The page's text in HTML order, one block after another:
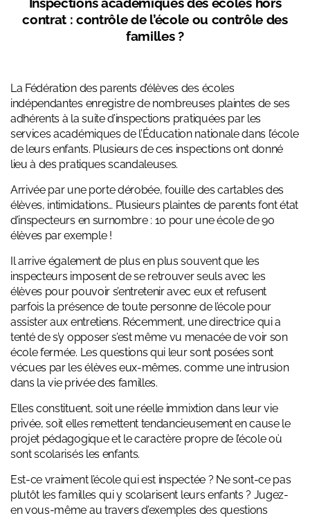
contrat : contrôle de l’école ou contrôle des
familles ?
La Fédération des parents d’élèves des écoles
indépendantes enregistre de nombreuses plaintes de ses
adhérents à la suite d’inspections pratiquées par les
services académiques de l’Éducation nationale dans l’école
de leurs enfants. Plusieurs de ces inspections ont donné
lieu à des pratiques scandaleuses.
Arrivée par une porte dérobée, fouille des cartables des
élèves, intimidations… Plusieurs plaintes de parents font état
d’inspecteurs en surnombre : 10 pour une école de 90
élèves par exemple !
Il arrive également de plus en plus souvent que les
inspecteurs imposent de se retrouver seuls avec les
élèves pour pouvoir s’entretenir avec eux et refusent
parfois la présence de toute personne de l’école pour
assister aux entretiens. Récemment, une directrice qui a
tenté de s’y opposer s’est même vu menacée de voir son
école fermée. Les questions qui leur sont posées sont
vécues par les élèves eux-mêmes, comme une intrusion
dans la vie privée des familles.
Elles constituent, soit une réelle immixtion dans leur vie
privée, soit elles remettent tendancieusement en cause le
projet pédagogique et le caractère propre de l’école où
sont scolarisés les enfants.
Est-ce vraiment l’école qui est inspectée ? Ne sont-ce pas
plutôt les familles qui y scolarisent leurs enfants ? Jugez-
en vous-même au travers d’exemples des questions